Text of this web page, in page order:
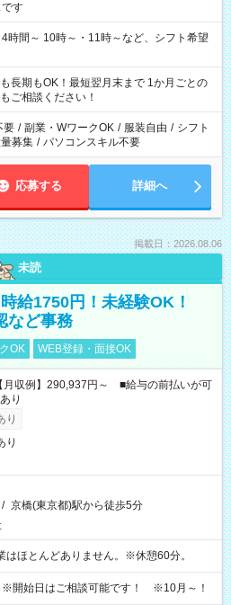
す
間～ 10時～・11時～など、シフト希望
も長期もOK！最短翌月末まで 1か月ごとの
ご相談ください！
要 / 副業・WワークOK / 服装自由 / シフト
募集 / パソコンスキル不要
応募する 詳細へ
掲載日：2026.08.06
未読
給1750円！未経験OK！
など事務
OK WEB登録・面接OK
収例】290,937円～ ■給与の前払いが可
り
り
り
/ 京橋(東京都)駅から徒歩5分
ほとんどありません。※休憩60分。
開始日はご相談可能です！ ※10月～！